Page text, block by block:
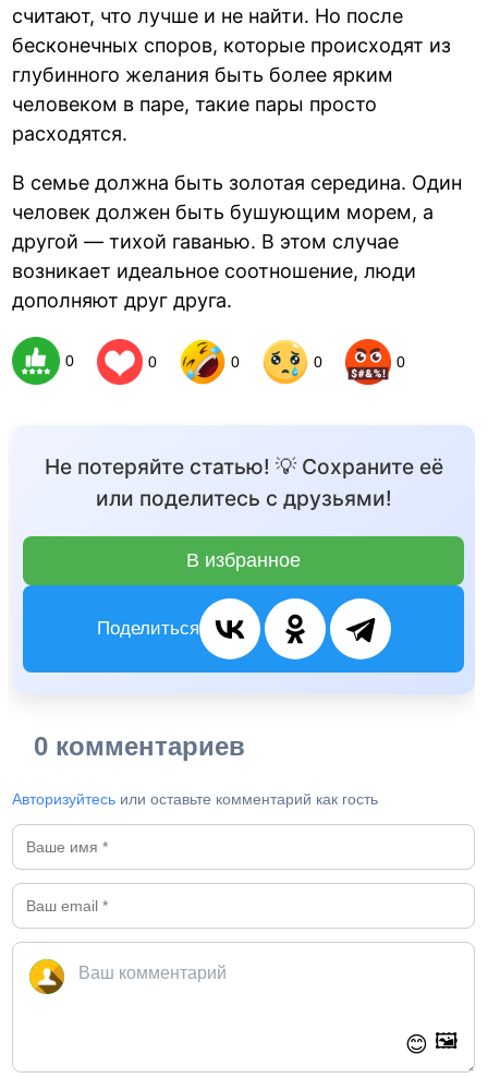
считают, что лучше и не найти. Но после
бесконечных споров, которые происходят из
глубинного желания быть более ярким
человеком в паре, такие пары просто
расходятся.
В семье должна быть золотая середина. Один
человек должен быть бушующим морем, а
другой — тихой гаванью. В этом случае
возникает идеальное соотношение, люди
дополняют друг друга.
0 0 0 0 0
Не потеряйте статью! 💡 Сохраните её
или поделитесь с друзьями!
В избранное
Поделиться
0 комментариев
Авторизуйтесь или оставьте комментарий как гость
😊 🖼️